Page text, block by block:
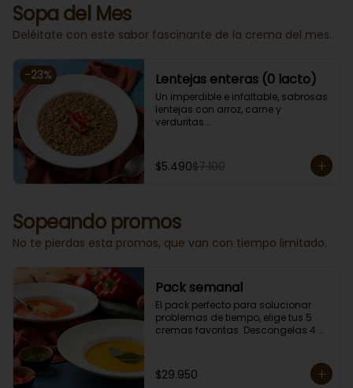
Sopa del Mes
Deléitate con este sabor fascinante de la crema del mes.
-23% Lentejas enteras (0 lacto)
Un imperdible e infaltable, sabrosas
lentejas con arroz, carne y
verduritas.
$5.490$7.100
Sopeando promos
No te pierdas esta promos, que van con tiempo limitado.
Pack semanal
El pack perfecto para solucionar
problemas de tiempo, elige tus 5
cremas favoritas. Descongelas 4
temperatura deseada.
Envase amigable con el ambiente.
$29.950